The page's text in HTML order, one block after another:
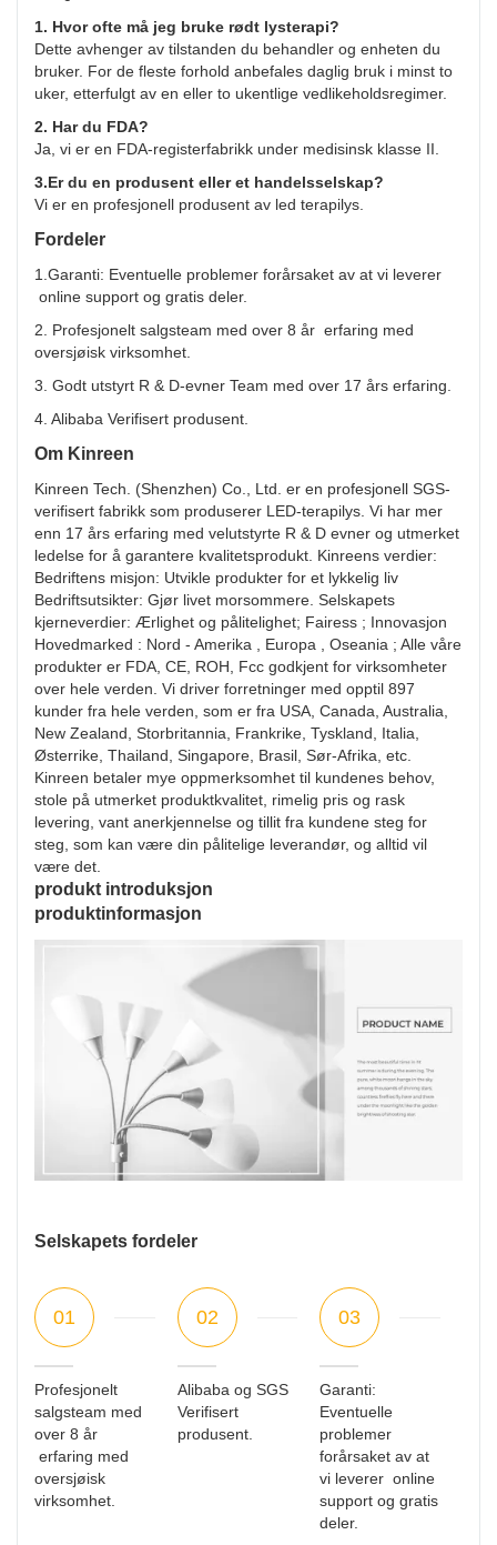
1. Hvor ofte må jeg bruke rødt lysterapi?
Dette avhenger av tilstanden du behandler og enheten du
bruker. For de fleste forhold anbefales daglig bruk i minst to
uker, etterfulgt av en eller to ukentlige vedlikeholdsregimer.
2. Har du FDA?
Ja, vi er en FDA-registerfabrikk under medisinsk klasse II.
3.Er du en produsent eller et handelsselskap?
Vi er en profesjonell produsent av led terapilys.
Fordeler
1.Garanti: Eventuelle problemer forårsaket av at vi leverer
online support og gratis deler.
2. Profesjonelt salgsteam med over 8 år erfaring med
oversjøisk virksomhet.
3. Godt utstyrt R & D-evner Team med over 17 års erfaring.
4. Alibaba Verifisert produsent.
Om Kinreen
Kinreen Tech. (Shenzhen) Co., Ltd. er en profesjonell SGS-
verifisert fabrikk som produserer LED-terapilys. Vi har mer
enn 17 års erfaring med velutstyrte R & D evner og utmerket
ledelse for å garantere kvalitetsprodukt. Kinreens verdier:
Bedriftens misjon: Utvikle produkter for et lykkelig liv
Bedriftsutsikter: Gjør livet morsommere. Selskapets
kjerneverdier: Ærlighet og pålitelighet; Fairess ; Innovasjon
Hovedmarked : Nord - Amerika , Europa , Oseania ; Alle våre
produkter er FDA, CE, ROH, Fcc godkjent for virksomheter
over hele verden. Vi driver forretninger med opptil 897
kunder fra hele verden, som er fra USA, Canada, Australia,
New Zealand, Storbritannia, Frankrike, Tyskland, Italia,
Østerrike, Thailand, Singapore, Brasil, Sør-Afrika, etc.
Kinreen betaler mye oppmerksomhet til kundenes behov,
stole på utmerket produktkvalitet, rimelig pris og rask
levering, vant anerkjennelse og tillit fra kundene steg for
steg, som kan være din pålitelige leverandør, og alltid vil
være det.
produkt introduksjon
produktinformasjon
Selskapets fordeler
01
Profesjonelt
salgsteam med
over 8 år
erfaring med
oversjøisk
virksomhet.
02
Alibaba og SGS
Verifisert
produsent.
03
Garanti:
Eventuelle
problemer
forårsaket av at
vi leverer online
support og gratis
deler.